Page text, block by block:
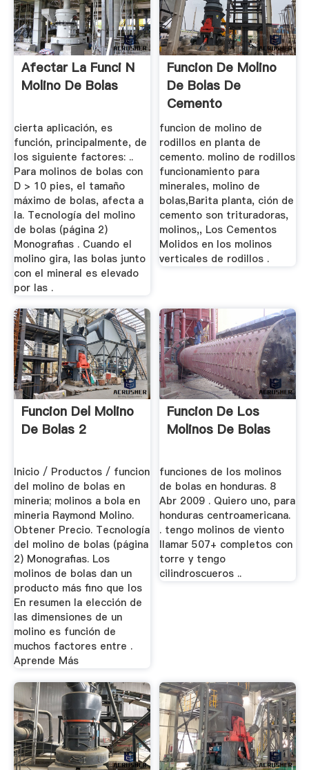
Afectar La Funci N
Molino De Bolas
cierta aplicación, es
función, principalmente, de
los siguiente factores: ..
Para molinos de bolas con
D > 10 pies, el tamaño
máximo de bolas, afecta a
la. Tecnología del molino
de bolas (página 2)
Monografias . Cuando el
molino gira, las bolas junto
con el mineral es elevado
por las .
Funcion De Molino
De Bolas De
Cemento
funcion de molino de
rodillos en planta de
cemento. molino de rodillos
funcionamiento para
minerales, molino de
bolas,Barita planta, ción de
cemento son trituradoras,
molinos,, Los Cementos
Molidos en los molinos
verticales de rodillos .
Funcion Del Molino
De Bolas 2
Inicio / Productos / funcion
del molino de bolas en
mineria; molinos a bola en
mineria Raymond Molino.
Obtener Precio. Tecnología
del molino de bolas (página
2) Monografias. Los
molinos de bolas dan un
producto más fino que los
En resumen la elección de
las dimensiones de un
molino es función de
muchos factores entre .
Aprende Más
Funcion De Los
Molinos De Bolas
funciones de los molinos
de bolas en honduras. 8
Abr 2009 . Quiero uno, para
honduras centroamericana.
. tengo molinos de viento
llamar 507+ completos con
torre y tengo
cilindroscueros ..